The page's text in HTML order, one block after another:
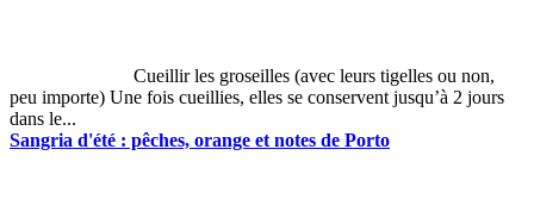
Cueillir les groseilles (avec leurs tigelles ou non,
peu importe) Une fois cueillies, elles se conservent jusqu’à 2 jours
dans le...
Sangria d'été : pêches, orange et notes de Porto